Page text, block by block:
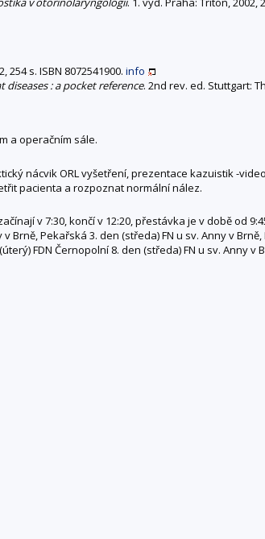
254 s. ISBN 8072541900. info
diseases : a pocket reference. 2nd rev. ed. Stuttgart:
a operačním sále.
nácvik ORL vyšetření, prezentace kazuistik -
pacienta a rozpoznat normální nález.
v 7:30, končí v 12:20, přestávka je v době od
Brně, Pekařská 3. den (středa) FN u sv. Anny v
FDN Černopolní 8. den (středa) FN u sv. Anny v